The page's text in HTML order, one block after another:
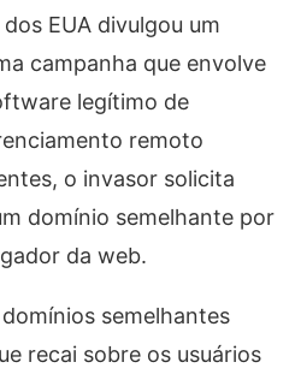
EUA divulgou um
campanha que envolve
legítimo de
remoto
o invasor solicita
domínio semelhante por
da web.
semelhantes
recai sobre os usuários